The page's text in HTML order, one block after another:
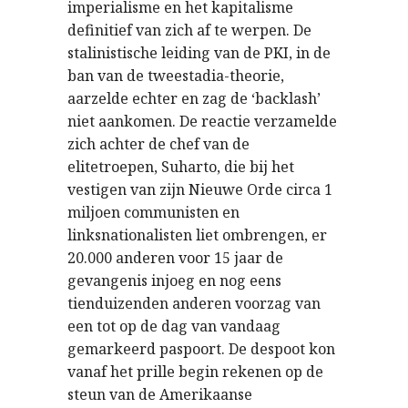
imperialisme en het kapitalisme
definitief van zich af te werpen. De
stalinistische leiding van de PKI, in de
ban van de tweestadia-theorie,
aarzelde echter en zag de ‘backlash’
niet aankomen. De reactie verzamelde
zich achter de chef van de
elitetroepen, Suharto, die bij het
vestigen van zijn Nieuwe Orde circa 1
miljoen communisten en
linksnationalisten liet ombrengen, er
20.000 anderen voor 15 jaar de
gevangenis injoeg en nog eens
tienduizenden anderen voorzag van
een tot op de dag van vandaag
gemarkeerd paspoort. De despoot kon
vanaf het prille begin rekenen op de
steun van de Amerikaanse